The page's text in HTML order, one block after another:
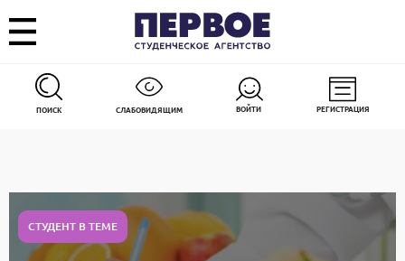
ПОИСК СЛАБОВИДЯЩИМ ВОЙТИ РЕГИСТРАЦИЯ
СТУДЕНТ В ТЕМЕ